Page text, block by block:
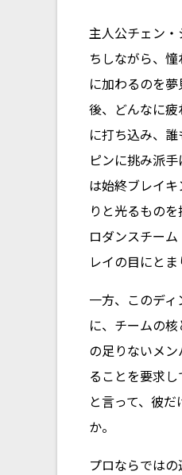
主人公チェン
ちしながら、
に加わるのを
後、どんなに
に打ち込み、
ピンに挑み派
は始終ブレイ
りと光るもの
ロダンスチー
レイの目にとま
一方、このデ
に、チームの
の足りないメ
ることを要求
と言って、彼
か――。
プロならでは